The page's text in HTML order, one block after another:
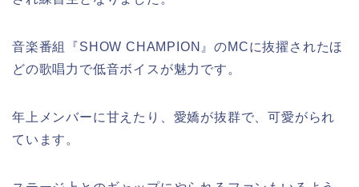
音楽番組『SHOW CHAMPION』のMCに抜擢されたほ
どの歌唱力で低音ボイスが魅力です。
年上メンバーに甘えたり、愛嬌が抜群で、可愛がられ
ています。